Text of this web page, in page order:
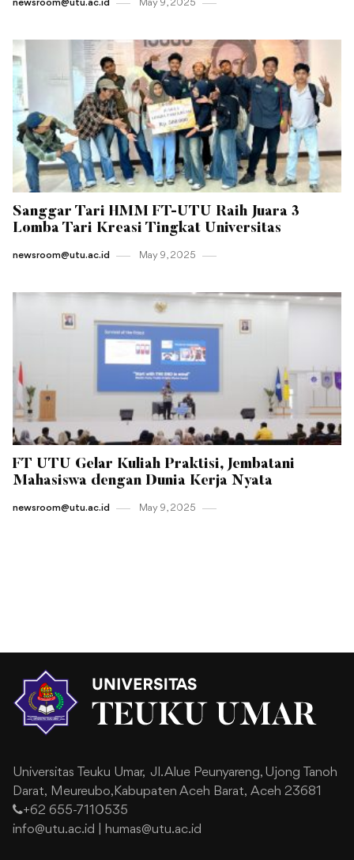
newsroom@utu.ac.id May 9 , 2025
Sanggar Tari HMM FT-UTU Raih Juara 3
Lomba Tari Kreasi Tingkat Universitas
newsroom@utu.ac.id May 9 , 2025
FT UTU Gelar Kuliah Praktisi, Jembatani
Mahasiswa dengan Dunia Kerja Nyata
newsroom@utu.ac.id May 9 , 2025
Universitas Teuku Umar, Jl. Alue Peunyareng, Ujong Tanoh
Darat, Meureubo,Kabupaten Aceh Barat, Aceh 23681
+62 655-7110535
info@utu.ac.id
humas@utu.ac.id